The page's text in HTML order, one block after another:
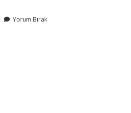
Yorum Bırak